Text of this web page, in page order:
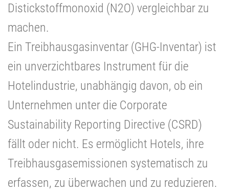
Distickstoffmonoxid (N2O) vergleichbar zu
machen.
Ein Treibhausgasinventar (GHG-Inventar) ist
ein unverzichtbares Instrument für die
Hotelindustrie, unabhängig davon, ob ein
Unternehmen unter die Corporate
Sustainability Reporting Directive (CSRD)
fällt oder nicht. Es ermöglicht Hotels, ihre
Treibhausgasemissionen systematisch zu
erfassen, zu überwachen und zu reduzieren.